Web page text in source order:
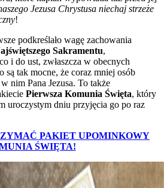
Jezusa Chrystusa niechaj strzeże
!
podkreślało wagę zachowania
Sakramentu,
i do ust, zwłaszcza w obecnych
są tak mocne, że coraz mniej osób
nim Pana Jezusa. To także
Pierwsza Komunia Święta, który
uroczystym dniu przyjęcia go po raz
PAKIET UPOMINKOWY
ŚWIĘTA!